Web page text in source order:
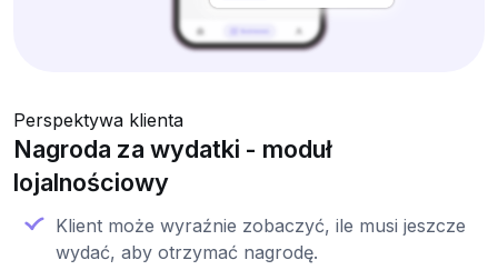
Perspektywa klienta
Nagroda za wydatki - moduł
lojalnościowy
Klient może wyraźnie zobaczyć, ile musi jeszcze
wydać, aby otrzymać nagrodę.